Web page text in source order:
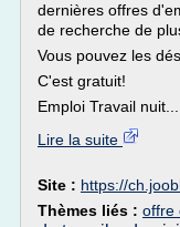
dernières offres
de recherche de
Vous pouvez les
C'est gratuit!
Emploi Travail nuit...
Lire la suite
Site : https://
Thèmes liés : offre